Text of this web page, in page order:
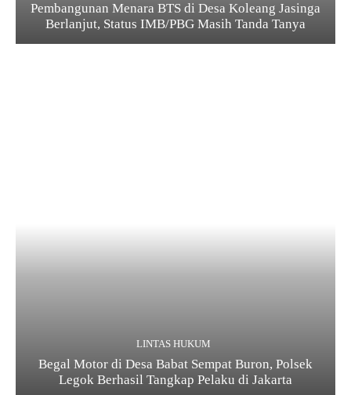
Pembangunan Menara BTS di Desa Koleang Jasinga
Berlanjut, Status IMB/PBG Masih Tanda Tanya
LINTAS HUKUM
Begal Motor di Desa Babat Sempat Buron, Polsek
Legok Berhasil Tangkap Pelaku di Jakarta